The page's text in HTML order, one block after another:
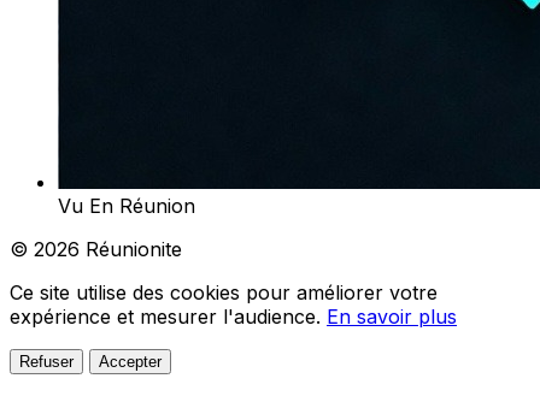
Vu En Réunion
© 2026 Réunionite
Ce site utilise des cookies pour améliorer votre
expérience et mesurer l'audience. En savoir plus
Refuser Accepter